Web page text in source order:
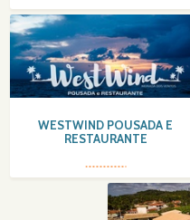
WESTWIND POUSADA E
RESTAURANTE